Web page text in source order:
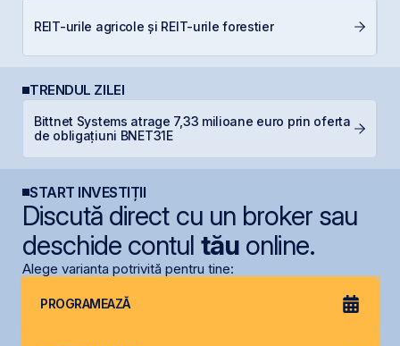
REIT-urile agricole și REIT-urile forestier
TRENDUL ZILEI
Bittnet Systems atrage 7,33 milioane euro prin oferta
de obligațiuni BNET31E
START INVESTIȚII
Discută direct cu un broker sau
deschide contul tăuonline.
Alege varianta potrivită pentru tine:
PROGRAMEAZĂ